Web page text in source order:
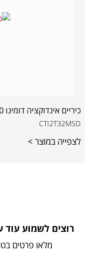
כיריים אינדוקציה דומינו V2000 ברוחב 30 ס"מ
CTI2T32MSD
לצפייה במוצר >
רוצים לשמוע עוד
מלאו פרטים